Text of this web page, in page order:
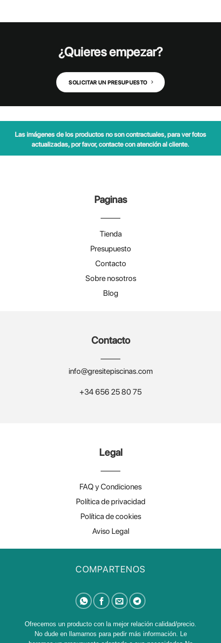
¿Quieres empezar?
SOLICITAR UN PRESUPUESTO
Las imágenes de los productos no son contractuales, para ver fotos
actualizadas, por favor, contacte con atención al cliente.
Paginas
Tienda
Presupuesto
Contacto
Sobre nosotros
Blog
Contacto
info@gresitepiscinas.com
+34 656 25 80 75
Legal
FAQ y Condiciones
Política de privacidad
Política de cookies
Aviso Legal
COMPARTENOS
Ofrecemos un producto con la mejor relación calidad/precio.
No dude en llamarnos para pedir más información. Le